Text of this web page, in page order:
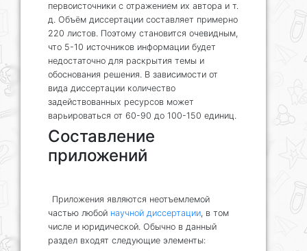
первоисточники с отражением их автора и т.
д. Объём диссертации составляет примерно
220 листов. Поэтому становится очевидным,
что 5-10 источников информации будет
недостаточно для раскрытия темы и
обоснования решения. В зависимости от
вида диссертации количество
задействованных ресурсов может
варьироваться от 60-90 до 100-150 единиц.
Составление
приложений
Приложения являются неотъемлемой
частью любой научной диссертации, в том
числе и юридической. Обычно в данный
раздел входят следующие элементы: